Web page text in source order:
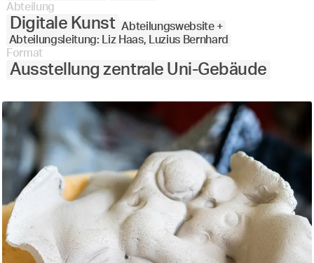
Abteilung
Digitale Kunst Abteilungswebsite +
Abteilungsleitung: Liz Haas, Luzius Bernhard
Format
Ausstellung zentrale Uni-Gebäude